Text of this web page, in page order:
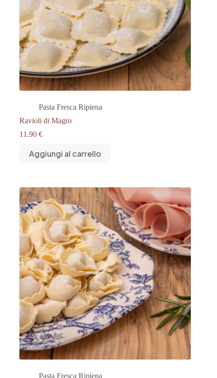
Pasta Fresca Ripiena
Ravioli di Magro
11.90 €
Aggiungi al carrello
Pasta Fresca Ripiena